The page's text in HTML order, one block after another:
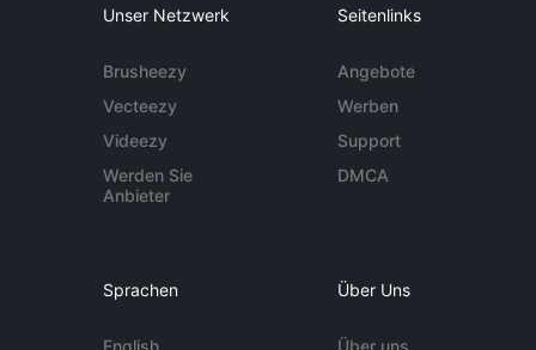
Unser Netzwerk
Brusheezy
Vecteezy
Videezy
Werden Sie
Anbieter
Seitenlinks
Angebote
Werben
Support
DMCA
Sprachen
English
Über Uns
Über uns